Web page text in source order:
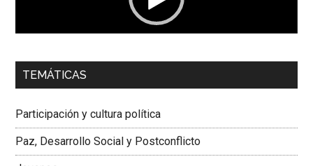
00:00 01:04
Dra. Carolina Corcho Mejía,Presidenta Corporación
Colombiana
TEMÁTICAS
Participación y cultura política
Paz, Desarrollo Social y Postconflicto